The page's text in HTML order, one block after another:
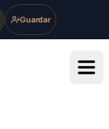
Guardar